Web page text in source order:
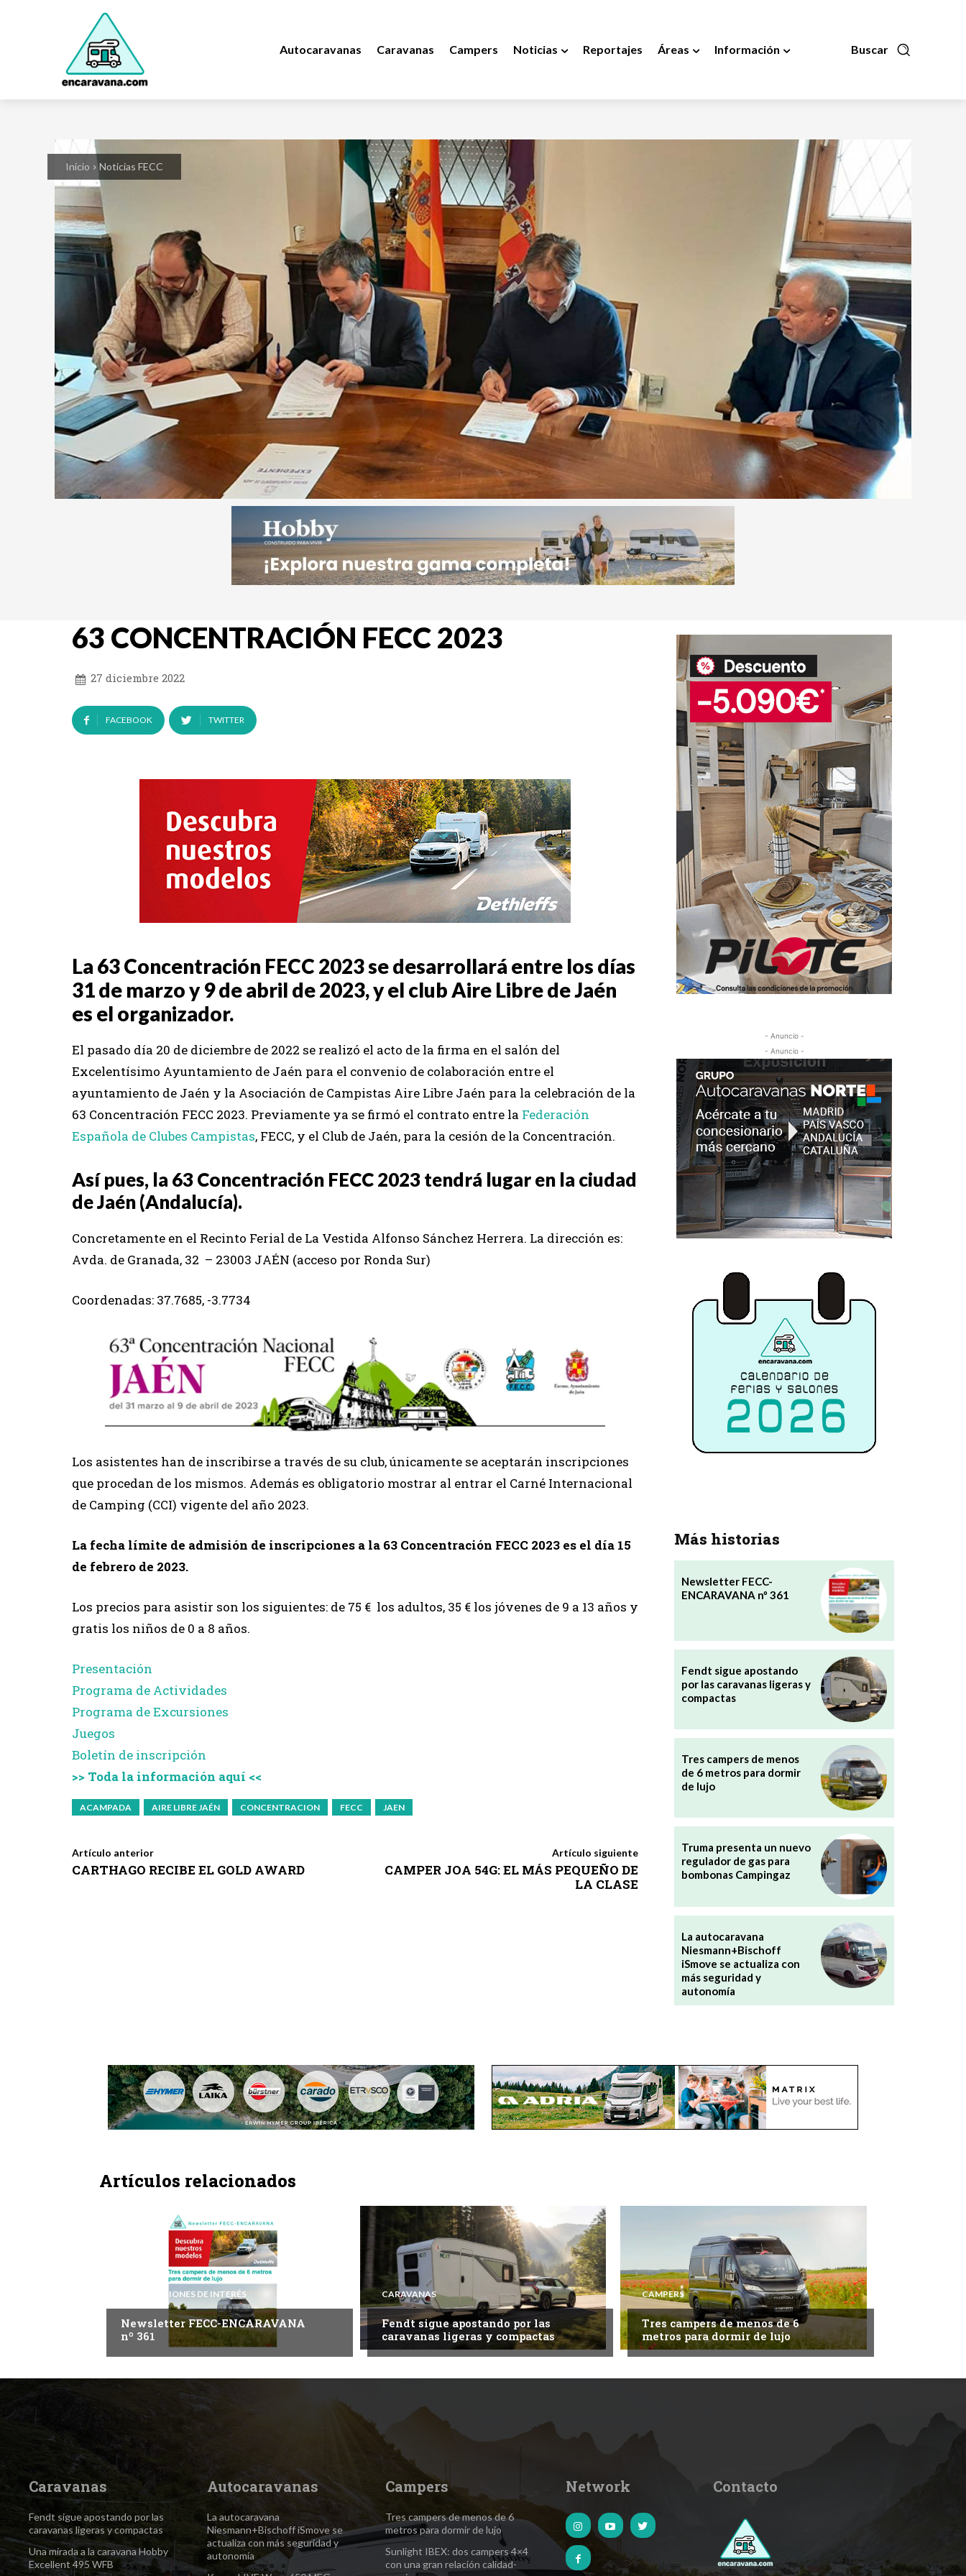
Buscar
Autocaravanas Caravanas Campers Noticias Reportajes Áreas Información
Inicio Noticias FECC
63 CONCENTRACIÓN FECC 2023
27 diciembre 2022
FACEBOOK TWITTER
La 63 Concentración FECC 2023 se desarrollará entre los días
31 de marzo y 9 de abril de 2023, y el club Aire Libre de Jaén
es el organizador.
El pasado día 20 de diciembre de 2022 se realizó el acto de la firma en el salón del
Excelentísimo Ayuntamiento de Jaén para el convenio de colaboración entre el
ayuntamiento de Jaén y la Asociación de Campistas Aire Libre Jaén para la celebración de la
63 Concentración FECC 2023. Previamente ya se firmó el contrato entre la Federación
Española de Clubes Campistas, FECC, y el Club de Jaén, para la cesión de la Concentración.
Así pues, la 63 Concentración FECC 2023 tendrá lugar en la ciudad
de Jaén (Andalucía).
Concretamente en el Recinto Ferial de La Vestida Alfonso Sánchez Herrera. La dirección es:
Avda. de Granada, 32 – 23003 JAÉN (acceso por Ronda Sur)
Coordenadas: 37.7685, -3.7734
Los asistentes han de inscribirse a través de su club, únicamente se aceptarán inscripciones
que procedan de los mismos. Además es obligatorio mostrar al entrar el Carné Internacional
de Camping (CCI) vigente del año 2023.
La fecha límite de admisión de inscripciones a la 63 Concentración FECC 2023 es el día 15
de febrero de 2023.
Los precios para asistir son los siguientes: de 75 € los adultos, 35 € los jóvenes de 9 a 13 años y
gratis los niños de 0 a 8 años.
Presentación
Programa de Actividades
Programa de Excursiones
Juegos
Boletín de inscripción
>> Toda la información aquí <<
ACAMPADA AIRE LIBRE JAÉN CONCENTRACION FECC JAEN
Artículo anterior
CARTHAGO RECIBE EL GOLD AWARD
Artículo siguiente
CAMPER JOA 54G: EL MÁS PEQUEÑO DE
LA CLASE
- Anuncio -
- Anuncio -
Más historias
Newsletter FECC-
ENCARAVANA nº 361
Fendt sigue apostando
por las caravanas ligeras y
compactas
Tres campers de menos
de 6 metros para dormir
de lujo
Truma presenta un nuevo
regulador de gas para
bombonas Campingaz
La autocaravana
Niesmann+Bischoff
iSmove se actualiza con
más seguridad y
autonomía
Artículos relacionados
INFORMACIONES DE INTERÉS
Newsletter FECC-ENCARAVANA
nº 361
CARAVANAS
Fendt sigue apostando por las
caravanas ligeras y compactas
CAMPERS
Tres campers de menos de 6
metros para dormir de lujo
Caravanas
Fendt sigue apostando por las
caravanas ligeras y compactas
Una mirada a la caravana Hobby
Excellent 495 WFB
Autocaravanas
La autocaravana
Niesmann+Bischoff iSmove se
actualiza con más seguridad y
autonomía
Campers
Tres campers de menos de 6
metros para dormir de lujo
Sunlight IBEX: dos campers 4×4
con una gran relación calidad-
Network Contacto